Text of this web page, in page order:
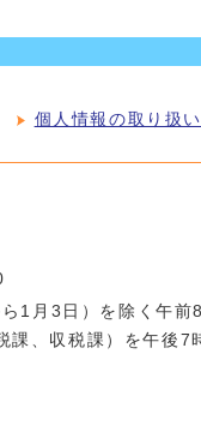
個人情報の取り扱
1月3日）を除く午
、収税課）を午後7